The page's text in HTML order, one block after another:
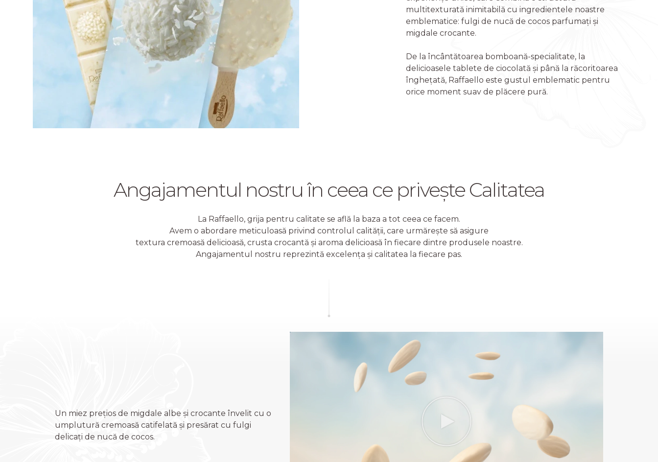
multitexturată inimitabilă cu ingredientele noastre
emblematice: fulgi de nucă de cocos parfumați și
migdale crocante.
De la încântătoarea bomboană-specialitate, la
delicioasele tablete de ciocolată și până la răcoritoarea
înghețată, Raffaello este gustul emblematic pentru
orice moment suav de plăcere pură.
Angajamentul nostru în ceea ce privește Calitatea
La Raffaello, grija pentru calitate se află la baza a tot ceea ce facem.
Avem o abordare meticuloasă privind controlul calității, care urmărește să asigure
textura cremoasă delicioasă, crusta crocantă și aroma delicioasă în fiecare dintre produsele noastre.
Angajamentul nostru reprezintă excelența și calitatea la fiecare pas.
Un miez prețios de migdale albe și crocante învelit cu o
umplutură cremoasă catifelată și presărat cu fulgi
delicați de nucă de cocos.